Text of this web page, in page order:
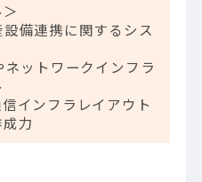
設備連携に関するシス
ネットワークインフラ
インフラレイアウト
力